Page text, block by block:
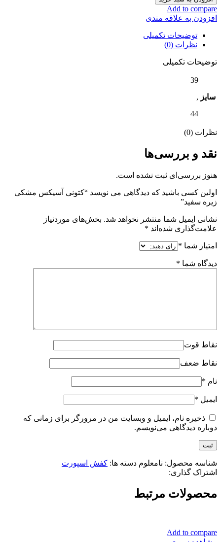
مشکی
زیره
سفید
عدد
Add to compare
افزودن به علاقه مندی
توضیحات تکمیلی
نظرات (0)
توضیحات تکمیلی
سایز
39
,
44
نظرات (0)
نقد و بررسی‌ها
هنوز بررسی‌ای ثبت نشده است.
اولین کسی باشید که دیدگاهی می نویسد “کتونی آسیکس مشکی
زیره سفید”
نشانی ایمیل شما منتشر نخواهد شد. بخش‌های موردنیاز
علامت‌گذاری شده‌اند *
امتیاز شما *
دیدگاه شما *
نقاط قوت
نقاط ضعف
نام *
ایمیل *
ذخیره نام، ایمیل و وبسایت من در مرورگر برای زمانی که
دوباره دیدگاهی می‌نویسم.
شناسه محصول: نامعلوم دسته ها: کفش اسپورت
اشتراک گذاری:
محصولات مرتبط
Add to compare